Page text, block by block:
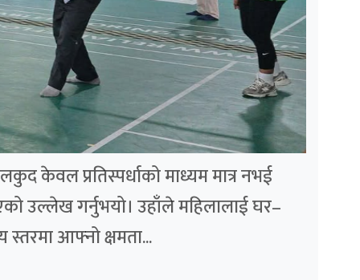
केवल प्रतिस्पर्धाको माध्यम मात्र नभई
उल्लेख गर्नुभयो। उहाँले महिलालाई घर–
स्तरमा आफ्नो क्षमता...